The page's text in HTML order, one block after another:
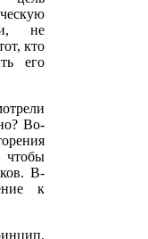
не
кто
его
Во-
В-
к